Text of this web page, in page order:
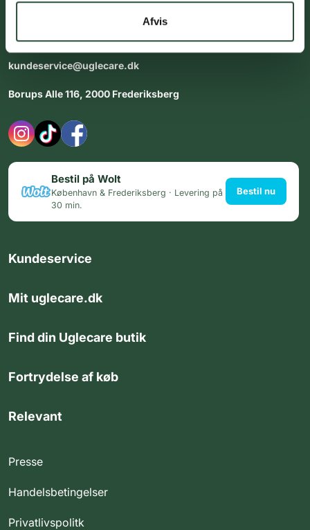
Afvis
Åbningstider i butikken:
kundeservice@uglecare.dk
Borups Alle 116, 2000 Frederiksberg
Bestil på Wolt
København & Frederiksberg · Levering på
30 min.
Bestil nu
Kundeservice
Mit uglecare.dk
Find din Uglecare butik
Fortrydelse af køb
Relevant
Presse
Handelsbetingelser
Privatlivspolitk